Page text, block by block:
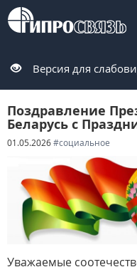
Версия для
Поздравление
Беларусь с
01.05.2026#социальное
Уважаемые